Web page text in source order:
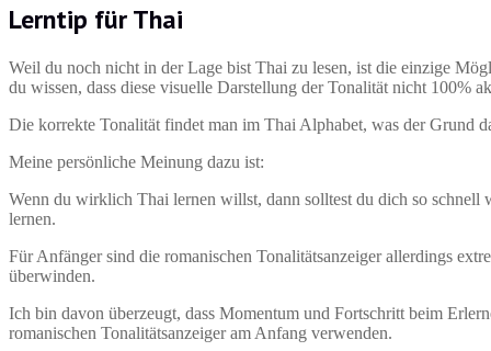
Lerntip für Thai
Weil du noch nicht in der Lage bist Thai zu lesen, ist die einzige
du wissen, dass diese visuelle Darstellung der Tonalität nicht 100%
Die korrekte Tonalität findet man im Thai Alphabet, was der Grund
Meine persönliche Meinung dazu ist:
Wenn du wirklich Thai lernen willst, dann solltest du dich so schnell
lernen.
Für Anfänger sind die romanischen Tonalitätsanzeiger allerdings
überwinden.
Ich bin davon überzeugt, dass Momentum und Fortschritt beim
romanischen Tonalitätsanzeiger am Anfang verwenden.